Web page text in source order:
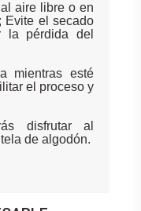
aire libre o en
Evite el secado
la pérdida del
mientras esté
el proceso y
disfrutar al
de algodón.